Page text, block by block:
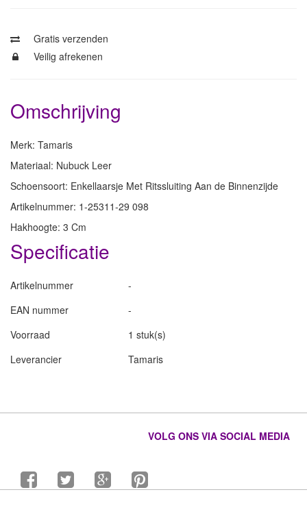
Gratis verzenden
Veilig afrekenen
Omschrijving
Merk: Tamaris
Materiaal: Nubuck Leer
Schoensoort: Enkellaarsje Met Ritssluiting Aan de Binnenzijde
Artikelnummer: 1-25311-29 098
Hakhoogte: 3 Cm
Specificatie
Artikelnummer
-
EAN nummer
-
Voorraad
1 stuk(s)
Leverancier
Tamaris
VOLG ONS VIA SOCIAL MEDIA